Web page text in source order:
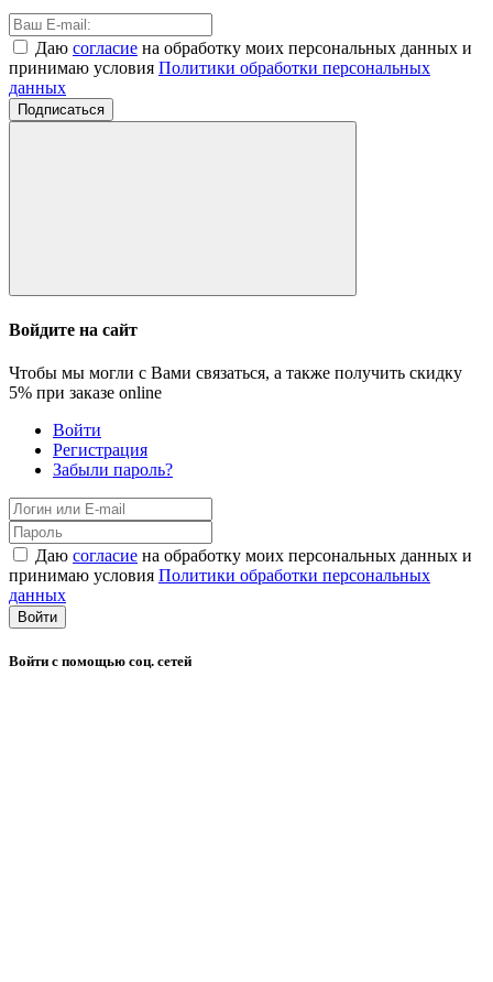
Даю согласие на обработку моих персональных данных и
принимаю условия Политики обработки персональных
данных
Подписаться
Войдите на сайт
Чтобы мы могли с Вами связаться, а также получить скидку
5% при заказе online
Войти
Регистрация
Забыли пароль?
Даю согласие на обработку моих персональных данных и
принимаю условия Политики обработки персональных
данных
Войти
Войти с помощью соц. сетей